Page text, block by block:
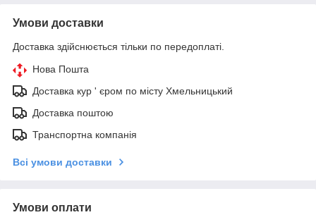
Умови доставки
Доставка здійснюється тільки по передоплаті.
Нова Пошта
Доставка кур ' єром по місту Хмельницький
Доставка поштою
Транспортна компанія
Всі умови доставки
Умови оплати